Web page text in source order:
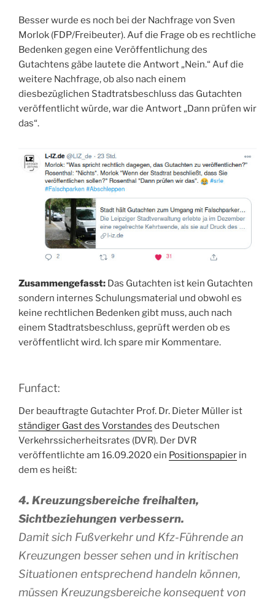
Besser wurde es noch bei der Nachfrage von Sven
Morlok (FDP/Freibeuter). Auf die Frage ob es rechtliche
Bedenken gegen eine Veröffentlichung des
Gutachtens gäbe lautete die Antwort „Nein.“ Auf die
weitere Nachfrage, ob also nach einem
diesbezüglichen Stadtratsbeschluss das Gutachten
veröffentlicht würde, war die Antwort „Dann prüfen wir
das“.
Zusammengefasst: Das Gutachten ist kein Gutachten
sondern internes Schulungsmaterial und obwohl es
keine rechtlichen Bedenken gibt muss, auch nach
einem Stadtratsbeschluss, geprüft werden ob es
veröffentlicht wird. Ich spare mir Kommentare.
Funfact:
Der beauftragte Gutachter Prof. Dr. Dieter Müller ist
ständiger Gast des Vorstandes des Deutschen
Verkehrssicherheitsrates (DVR). Der DVR
veröffentlichte am 16.09.2020 ein Positionspapier in
dem es heißt:
4. Kreuzungsbereiche freihalten,
Sichtbeziehungen verbessern.
Damit sich Fußverkehr und Kfz-Führende an
Kreuzungen besser sehen und in kritischen
Situationen entsprechend handeln können,
müssen Kreuzungsbereiche konsequent von